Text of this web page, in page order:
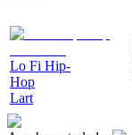
Lo Fi Hip-
Hop
Lart